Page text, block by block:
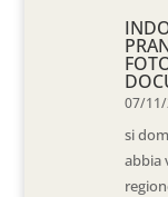
07/
si
abbia